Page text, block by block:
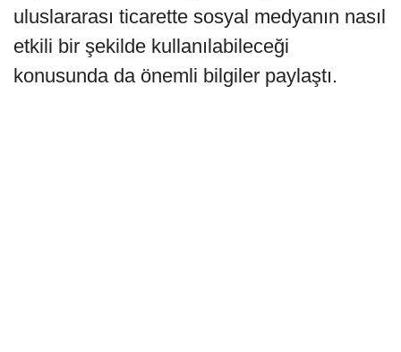
uluslararası ticarette sosyal medyanın nasıl
etkili bir şekilde kullanılabileceği
konusunda da önemli bilgiler paylaştı.